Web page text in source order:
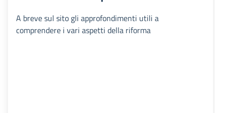
A breve sul sito gli approfondimenti utili a
comprendere i vari aspetti della riforma